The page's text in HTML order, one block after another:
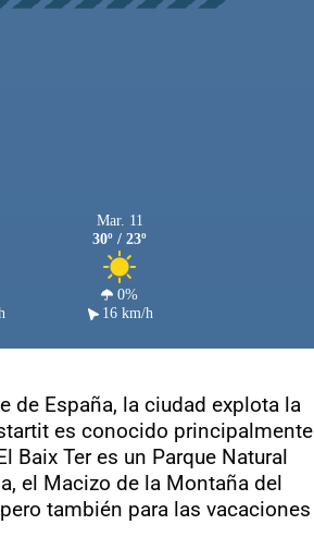
Mar. 11
30º / 23º
0%
16 km/h
de España, la ciudad explota la
es conocido principalmente
Baix Ter es un Parque Natural
el Macizo de la Montaña del
también para las vacaciones